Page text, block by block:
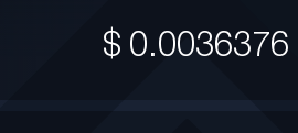
$ 0.0036376